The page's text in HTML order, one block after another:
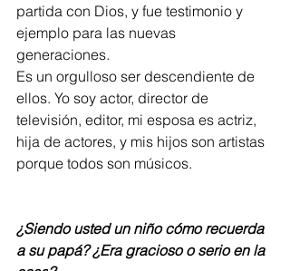
partida con Dios, y fue testimonio y
ejemplo para las nuevas
generaciones.
Es un orgulloso ser descendiente de
ellos. Yo soy actor, director de
televisión, editor, mi esposa es actriz,
hija de actores, y mis hijos son artistas
porque todos son músicos.
¿Siendo usted un niño cómo recuerda
a su papá? ¿Era gracioso o serio en la